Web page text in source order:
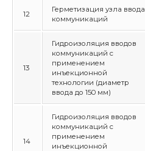
12
Герметизация узла ввода
коммуникаций
13
Гидроизоляция вводов
коммуникаций с
применением
инъекционной
технологии (диаметр
ввода до 150 мм)
14
Гидроизоляция вводов
коммуникаций с
применением
инъекционной